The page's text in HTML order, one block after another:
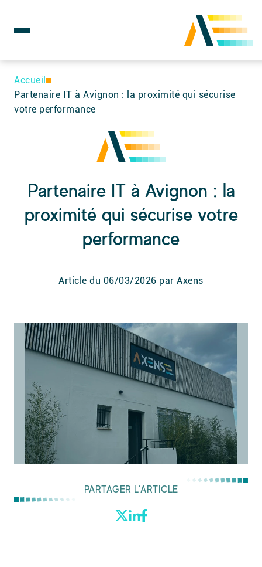
Skip
content
Rechercher :
Accueil
Partenaire IT à Avignon : la proximité qui sécurise
votre performance
Partenaire IT à Avignon : la
proximité qui sécurise votre
performance
Article du 06/03/2026 par Axens
PARTAGER L’ARTICLE